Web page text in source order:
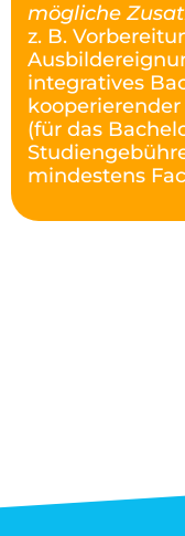
mögliche
z. B.
integratives
(für das
mindestens